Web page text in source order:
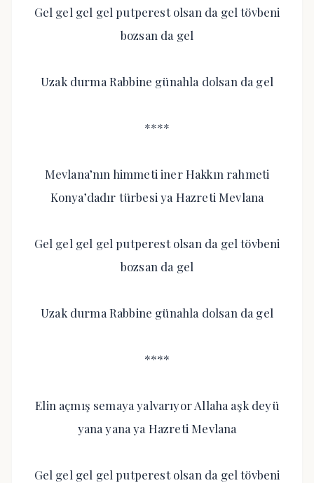
Gel gel gel gel putperest olsan da gel tövbeni
bozsan da gel
Uzak durma Rabbine günahla dolsan da gel
****
Mevlana’nın himmeti iner Hakkın rahmeti
Konya’dadır türbesi ya Hazreti Mevlana
Gel gel gel gel putperest olsan da gel tövbeni
bozsan da gel
Uzak durma Rabbine günahla dolsan da gel
****
Elin açmış semaya yalvarıyor Allaha aşk deyü
yana yana ya Hazreti Mevlana
Gel gel gel gel putperest olsan da gel tövbeni